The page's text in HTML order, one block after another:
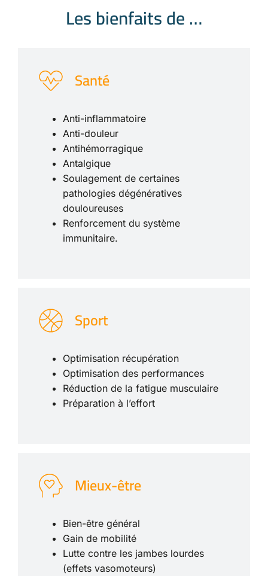
Les bienfaits de …
Santé
Anti-inflammatoire
Anti-douleur
Antihémorragique
Antalgique
Soulagement de certaines
pathologies dégénératives
douloureuses
Renforcement du système
immunitaire.
Sport
Optimisation récupération
Optimisation des performances
Réduction de la fatigue musculaire
Préparation à l’effort
Mieux-être
Bien-être général
Gain de mobilité
Lutte contre les jambes lourdes
(effets vasomoteurs)